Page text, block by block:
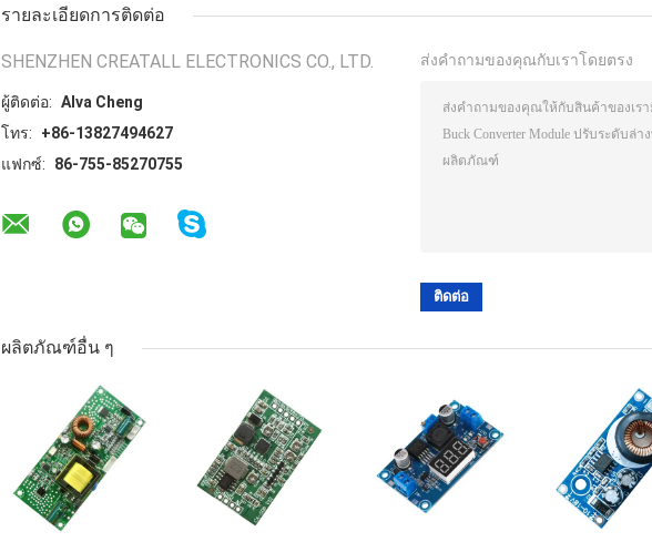
รายละเอียดการติดต่อ
SHENZHEN CREATALL ELECTRONICS CO., LTD.
ผู้ติดต่อ: Alva Cheng
โทร:
+86-13827494627
แฟกซ์:
86-755-85270755
ส่งคำถามของคุณกับเราโดยตรง
ผลิตภัณฑ์อื่น ๆ